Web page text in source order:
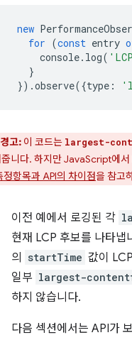
new
for (const entry
console. log(
}
}).observe({type :
경고: 이 코드는 largest-
니다. 하지만 JavaScript에서
정항목과 API의 차이점을 참고
이전 예에서 로깅된 각
현재 LCP 후보를 나타냅
의
startTime 값이
일부 largest-
하지 않습니다.
다음 섹션에서는 API가